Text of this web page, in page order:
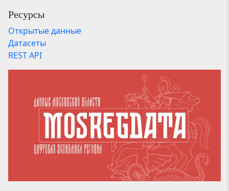
Ресурсы
Открытые данные
Датасеты
REST API